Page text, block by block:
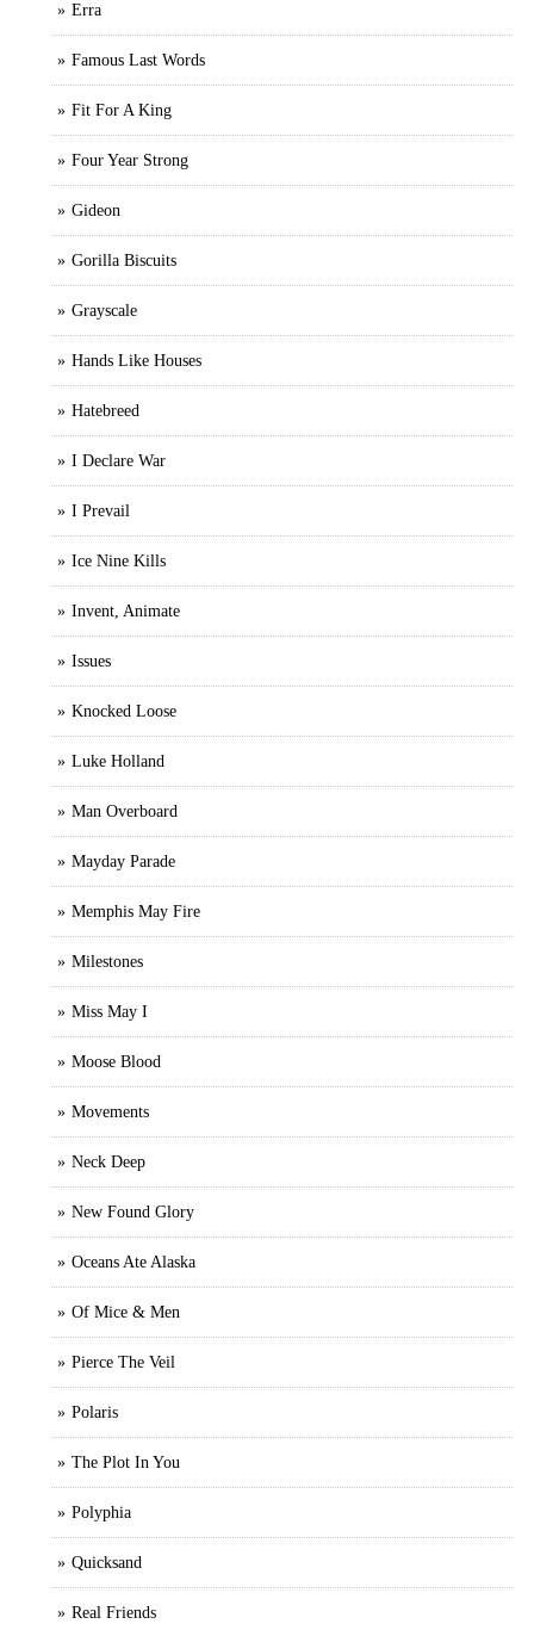
Erra
Famous Last Words
Fit For A King
Four Year Strong
Gideon
Gorilla Biscuits
Grayscale
Hands Like Houses
Hatebreed
I Declare War
I Prevail
Ice Nine Kills
Invent, Animate
Issues
Knocked Loose
Luke Holland
Man Overboard
Mayday Parade
Memphis May Fire
Milestones
Miss May I
Moose Blood
Movements
Neck Deep
New Found Glory
Oceans Ate Alaska
Of Mice & Men
Pierce The Veil
Polaris
The Plot In You
Polyphia
Quicksand
Real Friends